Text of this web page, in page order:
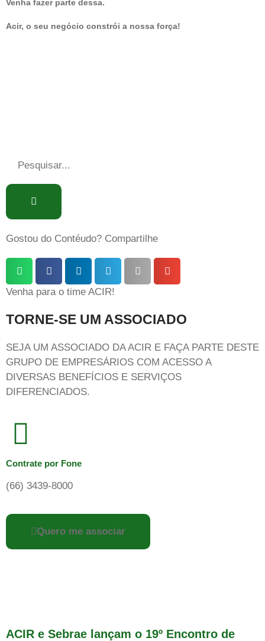
Venha fazer parte dessa.
Acir, o seu negócio constrói a nossa força!
Gostou do Contéudo? Compartilhe
Venha para o time ACIR!
TORNE-SE UM ASSOCIADO
SEJA UM ASSOCIADO DA ACIR E FAÇA PARTE DESTE
GRUPO DE EMPRESÁRIOS COM ACESSO A
DIVERSAS BENEFÍCIOS E SERVIÇOS
DIFERENCIADOS.
Contrate por Fone
(66) 3439-8000
Quero me associar
ACIR e Sebrae lançam o 19º Encontro de